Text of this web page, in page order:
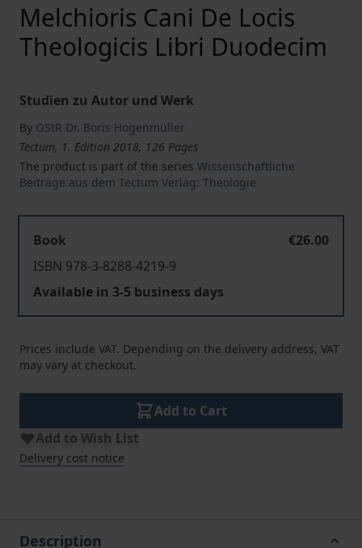
Melchioris Cani De Locis
Theologicis Libri Duodecim
Studien zu Autor und Werk
By OStR Dr. Boris Hogenmüller
Tectum, 1. Edition 2018, 126 Pages
The product is part of the series Wissenschaftliche
Beiträge aus dem Tectum Verlag: Theologie
Book
€26.00
ISBN 978-3-8288-4219-9
Available in 3-5 business days
Prices include VAT. Depending on the delivery address, VAT
may vary at checkout.
Add to Cart
Add to Wish List
Delivery cost notice
Description